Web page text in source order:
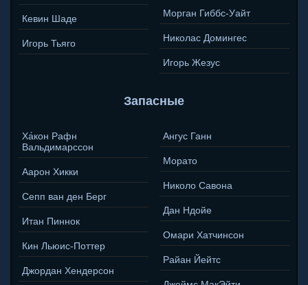
Кевин Шаде
Игорь Тьяго
Морган Гиббс-Уайт
Николас Домингес
Игорь Жезус
Запасные
Ха́кон Рафн
Вальдимарссон
Аарон Хикки
Сепп ван ден Берг
Итан Пиннок
Кин Льюис-Поттер
Джордан Хендерсон
Ангус Ганн
Морато
Николо Савона
Дан Ндойе
Омари Хатчинсон
Райан Йейтс